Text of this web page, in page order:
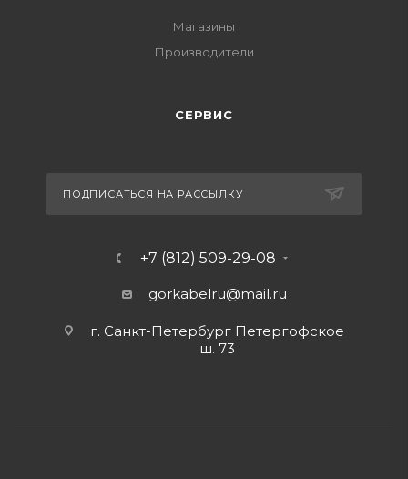
Магазины
Производители
СЕРВИС
ПОДПИСАТЬСЯ НА РАССЫЛКУ
+7 (812) 509-29-08
gorkabelru@mail.ru
г. Санкт-Петербург Петергофское
ш. 73